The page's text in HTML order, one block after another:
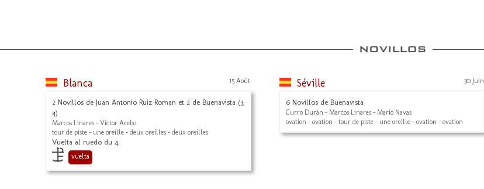
Blanca 15 Août
2 Novillos de Juan Antonio Ruiz Roman et 2 de Buenavista (3,
4)
Marcos Linares - Víctor Acebo
tour de piste - une oreille - deux oreilles - deux oreilles
Vuelta al ruedo du 4.
vuelta
Séville 30 Juin
6 Novillos de Buenavista
Curro Durán - Marcos Linares - Mario Navas
ovation - ovation - tour de piste - une oreille - ovation - ovation